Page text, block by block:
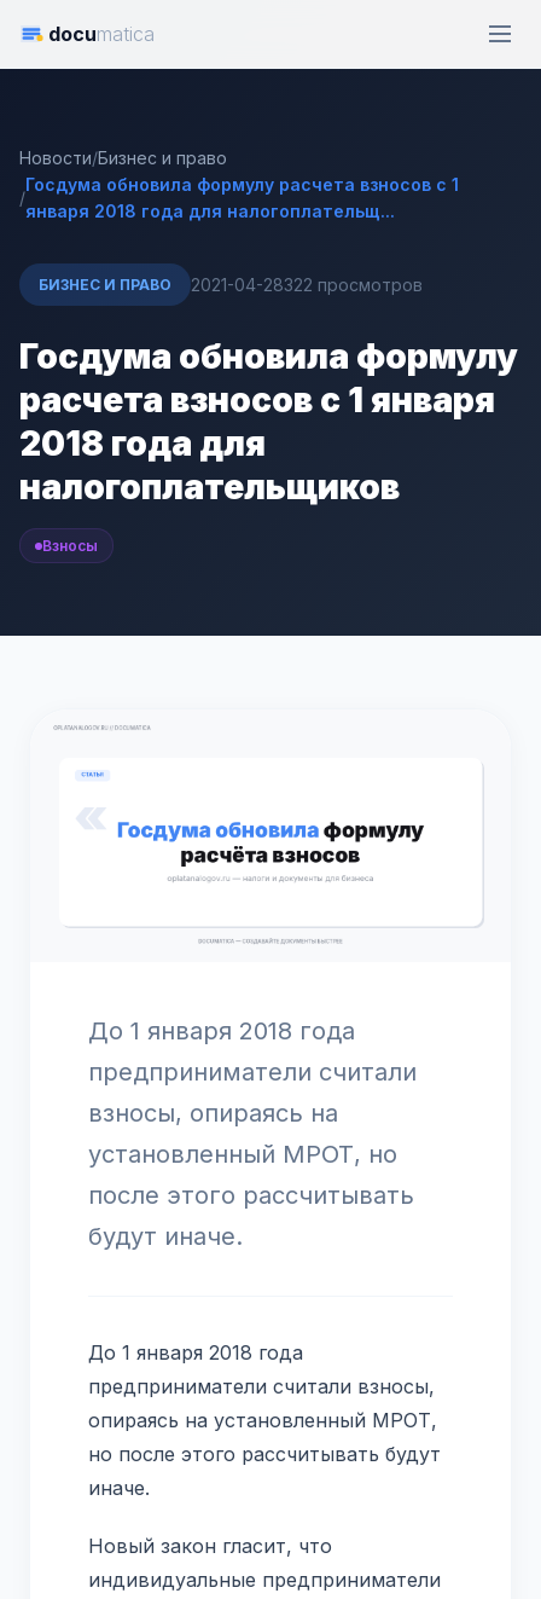
documatica
Новости/Бизнес и право
/
Госдума обновила формулу расчета взносов с 1
января 2018 года для налогоплательщ...
БИЗНЕС И ПРАВО 2021-04-28322 просмотров
Госдума обновила формулу
расчета взносов с 1 января
2018 года для
налогоплательщиков
Взносы
До 1 января 2018 года
предприниматели считали
взносы, опираясь на
установленный МРОТ, но
после этого рассчитывать
будут иначе.
До 1 января 2018 года
предприниматели считали взносы,
опираясь на установленный МРОТ,
но после этого рассчитывать будут
иначе.
Новый закон гласит, что
индивидуальные предприниматели